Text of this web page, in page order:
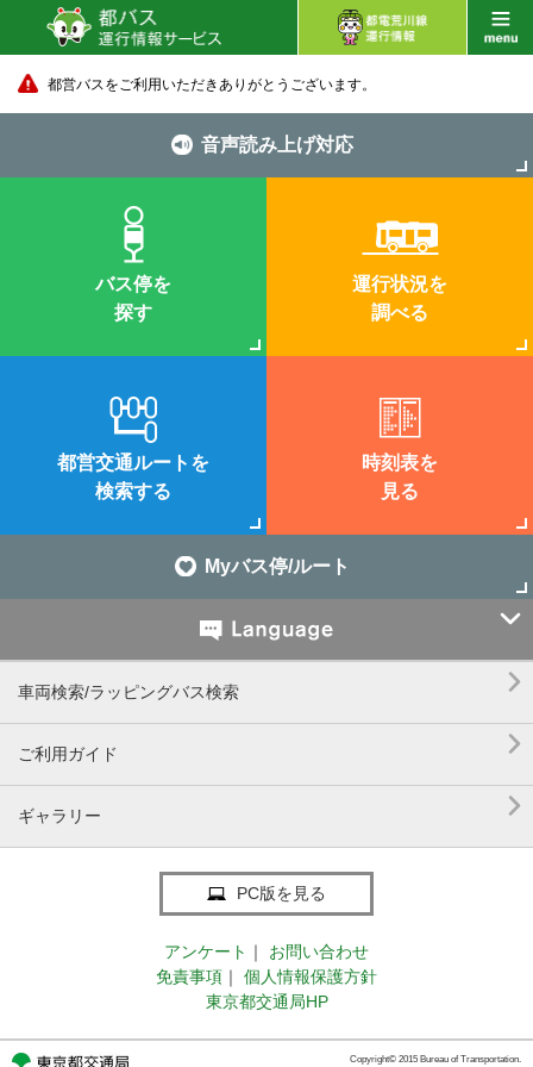
都営バスをご利用いただきありがとうございます。
音声読み上げ対応
バス停を
探す
運行状況を
調べる
都営交通ルートを
検索する
時刻表を
見る
Myバス停/ルート

車両検索/ラッピングバス検索 
ご利用ガイド 
ギャラリー 
PC版を見る
アンケート ｜
お問い合わせ
免責事項 ｜
個人情報保護方針
東京都交通局HP
Copyright© 2015 Bureau of Transportation.